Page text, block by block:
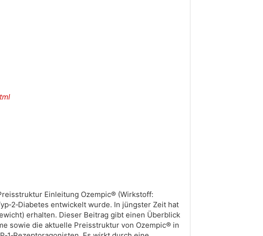
Einleitung Ozempic® (Wirkstoff:
entwickelt wurde. In jüngster Zeit hat
erhalten. Dieser Beitrag gibt einen Überblick
sowie die aktuelle Preisstruktur von Ozempic® in